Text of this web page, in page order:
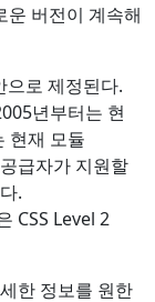
운 버전이 계속해
으로 제정된다.
년부터는 현
현재 모듈
급자가 지원할
.
CSS Level 2
한 정보를 원한